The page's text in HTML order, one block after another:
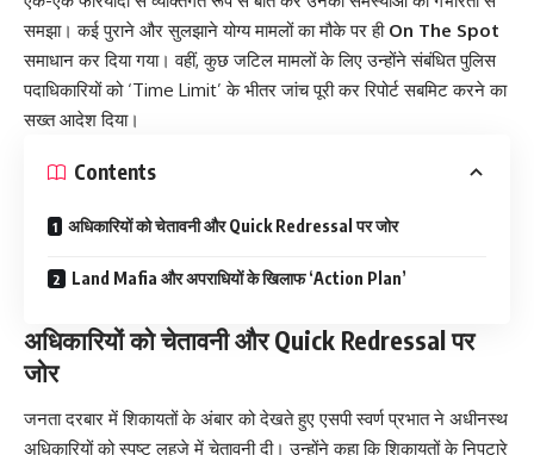
समझा। कई पुराने और सुलझाने योग्य मामलों का मौके पर ही On The Spot
समाधान कर दिया गया। वहीं, कुछ जटिल मामलों के लिए उन्होंने संबंधित पुलिस
पदाधिकारियों को ‘Time Limit’ के भीतर जांच पूरी कर रिपोर्ट सबमिट करने का
सख्त आदेश दिया।
Contents
अधिकारियों को चेतावनी और Quick Redressal पर जोर
Land Mafia और अपराधियों के खिलाफ ‘Action Plan’
अधिकारियों को चेतावनी और Quick Redressal पर
जोर
जनता दरबार में शिकायतों के अंबार को देखते हुए एसपी स्वर्ण प्रभात ने अधीनस्थ
अधिकारियों को स्पष्ट लहजे में चेतावनी दी। उन्होंने कहा कि शिकायतों के निपटारे